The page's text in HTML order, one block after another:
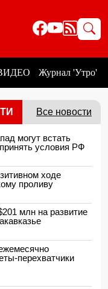
Журнал 'Утро'
Все новости
могут встать
условия РФ
ходе
проливу
млн на развитие
перехватчики